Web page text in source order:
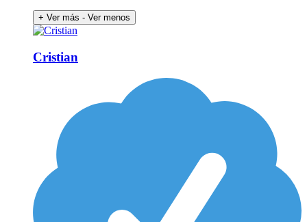
+ Ver más - Ver menos
Cristian